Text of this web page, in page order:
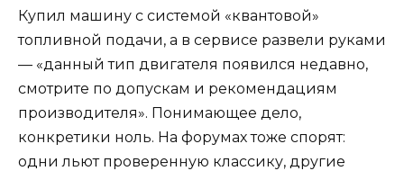
Купил машину с системой «квантовой»
топливной подачи, а в сервисе развели руками
— «данный тип двигателя появился недавно,
смотрите по допускам и рекомендациям
производителя». Понимающее дело,
конкретики ноль. На форумах тоже спорят:
одни льют проверенную классику, другие